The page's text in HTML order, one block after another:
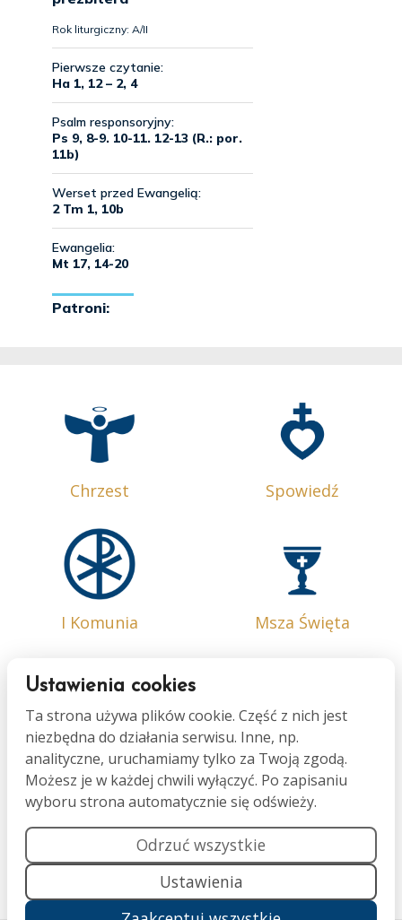
Chrzest Spowiedź
I Komunia Msza Święta
Bierzmowanie Małżeństwo
Ustawienia cookies
Ta strona używa plików cookie. Część z nich jest
niezbędna do działania serwisu. Inne, np.
analityczne, uruchamiamy tylko za Twoją zgodą.
Możesz je w każdej chwili wyłączyć. Po zapisaniu
wyboru strona automatycznie się odświeży.
Odrzuć wszystkie
Ustawienia